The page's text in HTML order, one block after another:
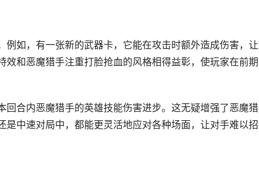
如，有一张新的武器卡，它能在攻击时额外造成伤害，让
和恶魔猎手注重打脸抢血的风格相得益彰，使玩家在前期
合内恶魔猎手的英雄技能伤害进步。这无疑增强了恶魔猎
中速对局中，都能更灵活地应对各种场面，让对手难以招